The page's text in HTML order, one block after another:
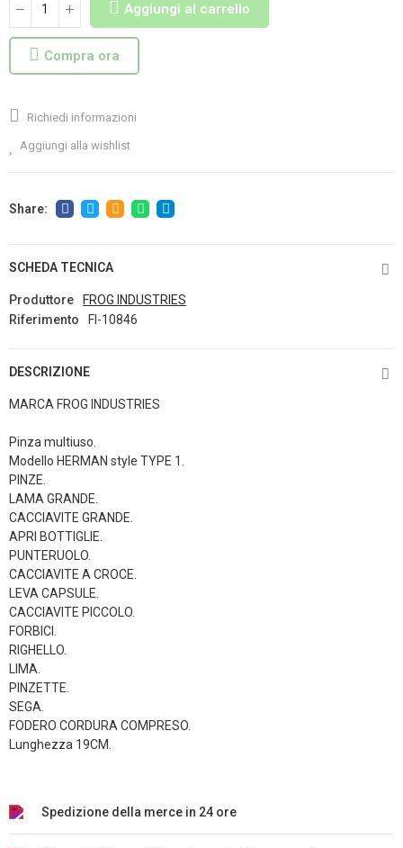
Aggiungi al carrello
Compra ora
Richiedi informazioni
Aggiungi alla wishlist
SCHEDA TECNICA
Produttore
FROG INDUSTRIES
Riferimento
FI-10846
DESCRIZIONE
MARCA FROG INDUSTRIES
Pinza multiuso.
Modello HERMAN style TYPE 1.
PINZE.
LAMA GRANDE.
CACCIAVITE GRANDE.
APRI BOTTIGLIE.
PUNTERUOLO.
CACCIAVITE A CROCE.
LEVA CAPSULE.
CACCIAVITE PICCOLO.
FORBICI.
RIGHELLO.
LIMA.
PINZETTE.
SEGA.
FODERO CORDURA COMPRESO.
Lunghezza 19CM.
Spedizione della merce in 24 ore